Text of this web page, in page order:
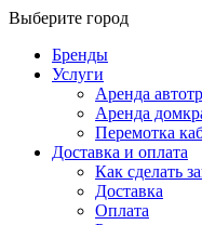
Выберите город
Бренды
Услуги
Аренда
Аренда
Перемотка
Доставка и оплата
Как сделать
Доставка
Оплата